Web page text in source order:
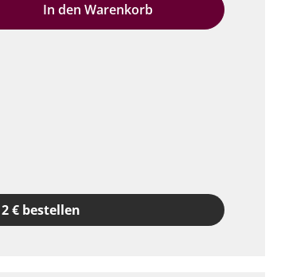
In den Warenkorb
€ bestellen